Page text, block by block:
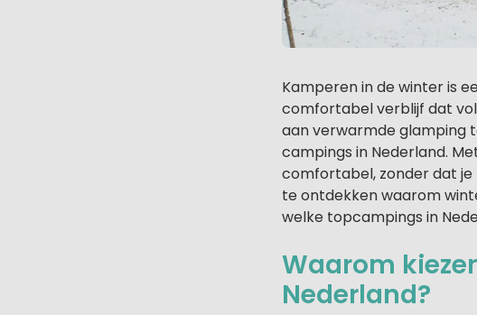
Kamperen in de winter is
comfortabel verblijf dat
aan verwarmde glamping
campings in Nederland.
comfortabel, zonder dat
te ontdekken waarom
welke topcampings in
Waarom
Nederland?